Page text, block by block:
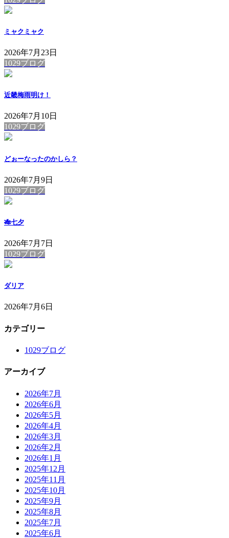
ミャクミャク
2026年7月23日
1029ブログ
近畿梅雨明け！
2026年7月10日
1029ブログ
どぉーなったのかしら？
2026年7月9日
1029ブログ
🎋七夕
2026年7月7日
1029ブログ
ダリア
2026年7月6日
カテゴリー
1029ブログ
アーカイブ
2026年7月
2026年6月
2026年5月
2026年4月
2026年3月
2026年2月
2026年1月
2025年12月
2025年11月
2025年10月
2025年9月
2025年8月
2025年7月
2025年6月